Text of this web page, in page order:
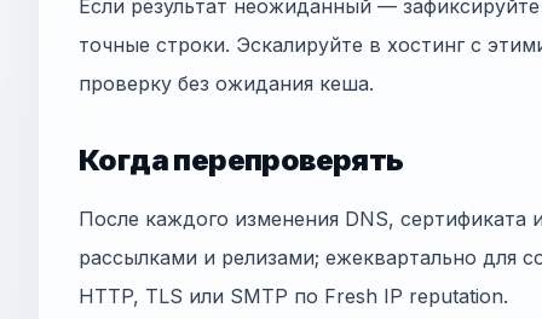
Если результат неожиданный —
точные строки. Эскалируйте в хостинг с
проверку без ожидания кеша.
Когда перепроверять
После каждого изменения DNS,
рассылками и релизами; ежеквартально для
HTTP, TLS или SMTP по Fresh IP reputation.